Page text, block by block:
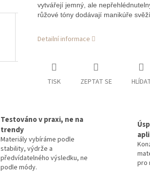
vytvářejí jemný, ale
růžové tóny dodávají manikúře
Detailní informace
TISK ZEPTAT SE
Testováno v praxi, ne na
trendy
Materiály vybíráme podle
stability, výdrže a
předvídatelného výsledku, ne
podle módy.
pro